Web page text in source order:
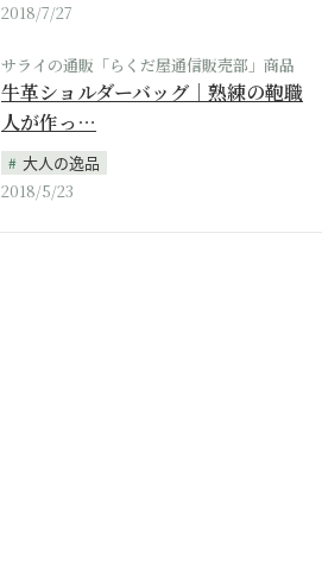
2018/7/27
サライの通販「らくだ屋通信販売部」商品
牛革ショルダーバッグ｜熟練の鞄職
人が作っ…
大人の逸品
2018/5/23